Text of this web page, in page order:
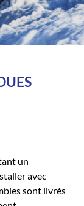
un
avec
sont livrés